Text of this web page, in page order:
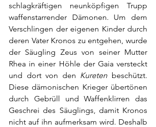
schlagkräftigen neunköpfigen Trupp
waffenstarrender Dämonen. Um dem
Verschlingen der eigenen Kinder durch
deren Vater Kronos zu entgehen, wurde
der Säugling Zeus von seiner Mutter
Rhea in einer Höhle der Gaia versteckt
und dort von den Kureten beschützt.
Diese dämonischen Krieger übertönen
durch Gebrüll und Waffenklirren das
Geschrei des Säuglings, damit Kronos
nicht auf ihn aufmerksam wird. Deshalb